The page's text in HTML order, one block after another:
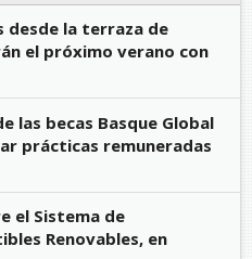
desde la terraza de
el próximo verano con
las becas Basque Global
prácticas remuneradas
el Sistema de
Renovables, en